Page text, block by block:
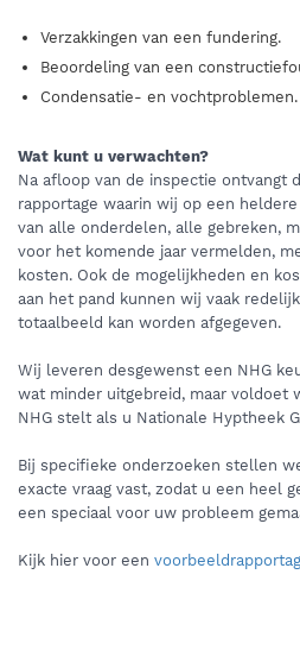
Verzakkingen van een fundering.
Beoordeling van een
Condensatie- en vochtproblemen.
Wat kunt u verwachten?
Na afloop van de inspectie ontvangt
rapportage waarin wij op een
van alle onderdelen, alle gebreken,
voor het komende jaar vermelden,
kosten. Ook de mogelijkheden en
aan het pand kunnen wij vaak
totaalbeeld kan worden afgegeven.
Wij leveren desgewenst een NHG
wat minder uitgebreid, maar voldoet
NHG stelt als u Nationale Hyptheek
Bij specifieke onderzoeken stellen
exacte vraag vast, zodat u een heel
een speciaal voor uw probleem
Kijk hier voor een